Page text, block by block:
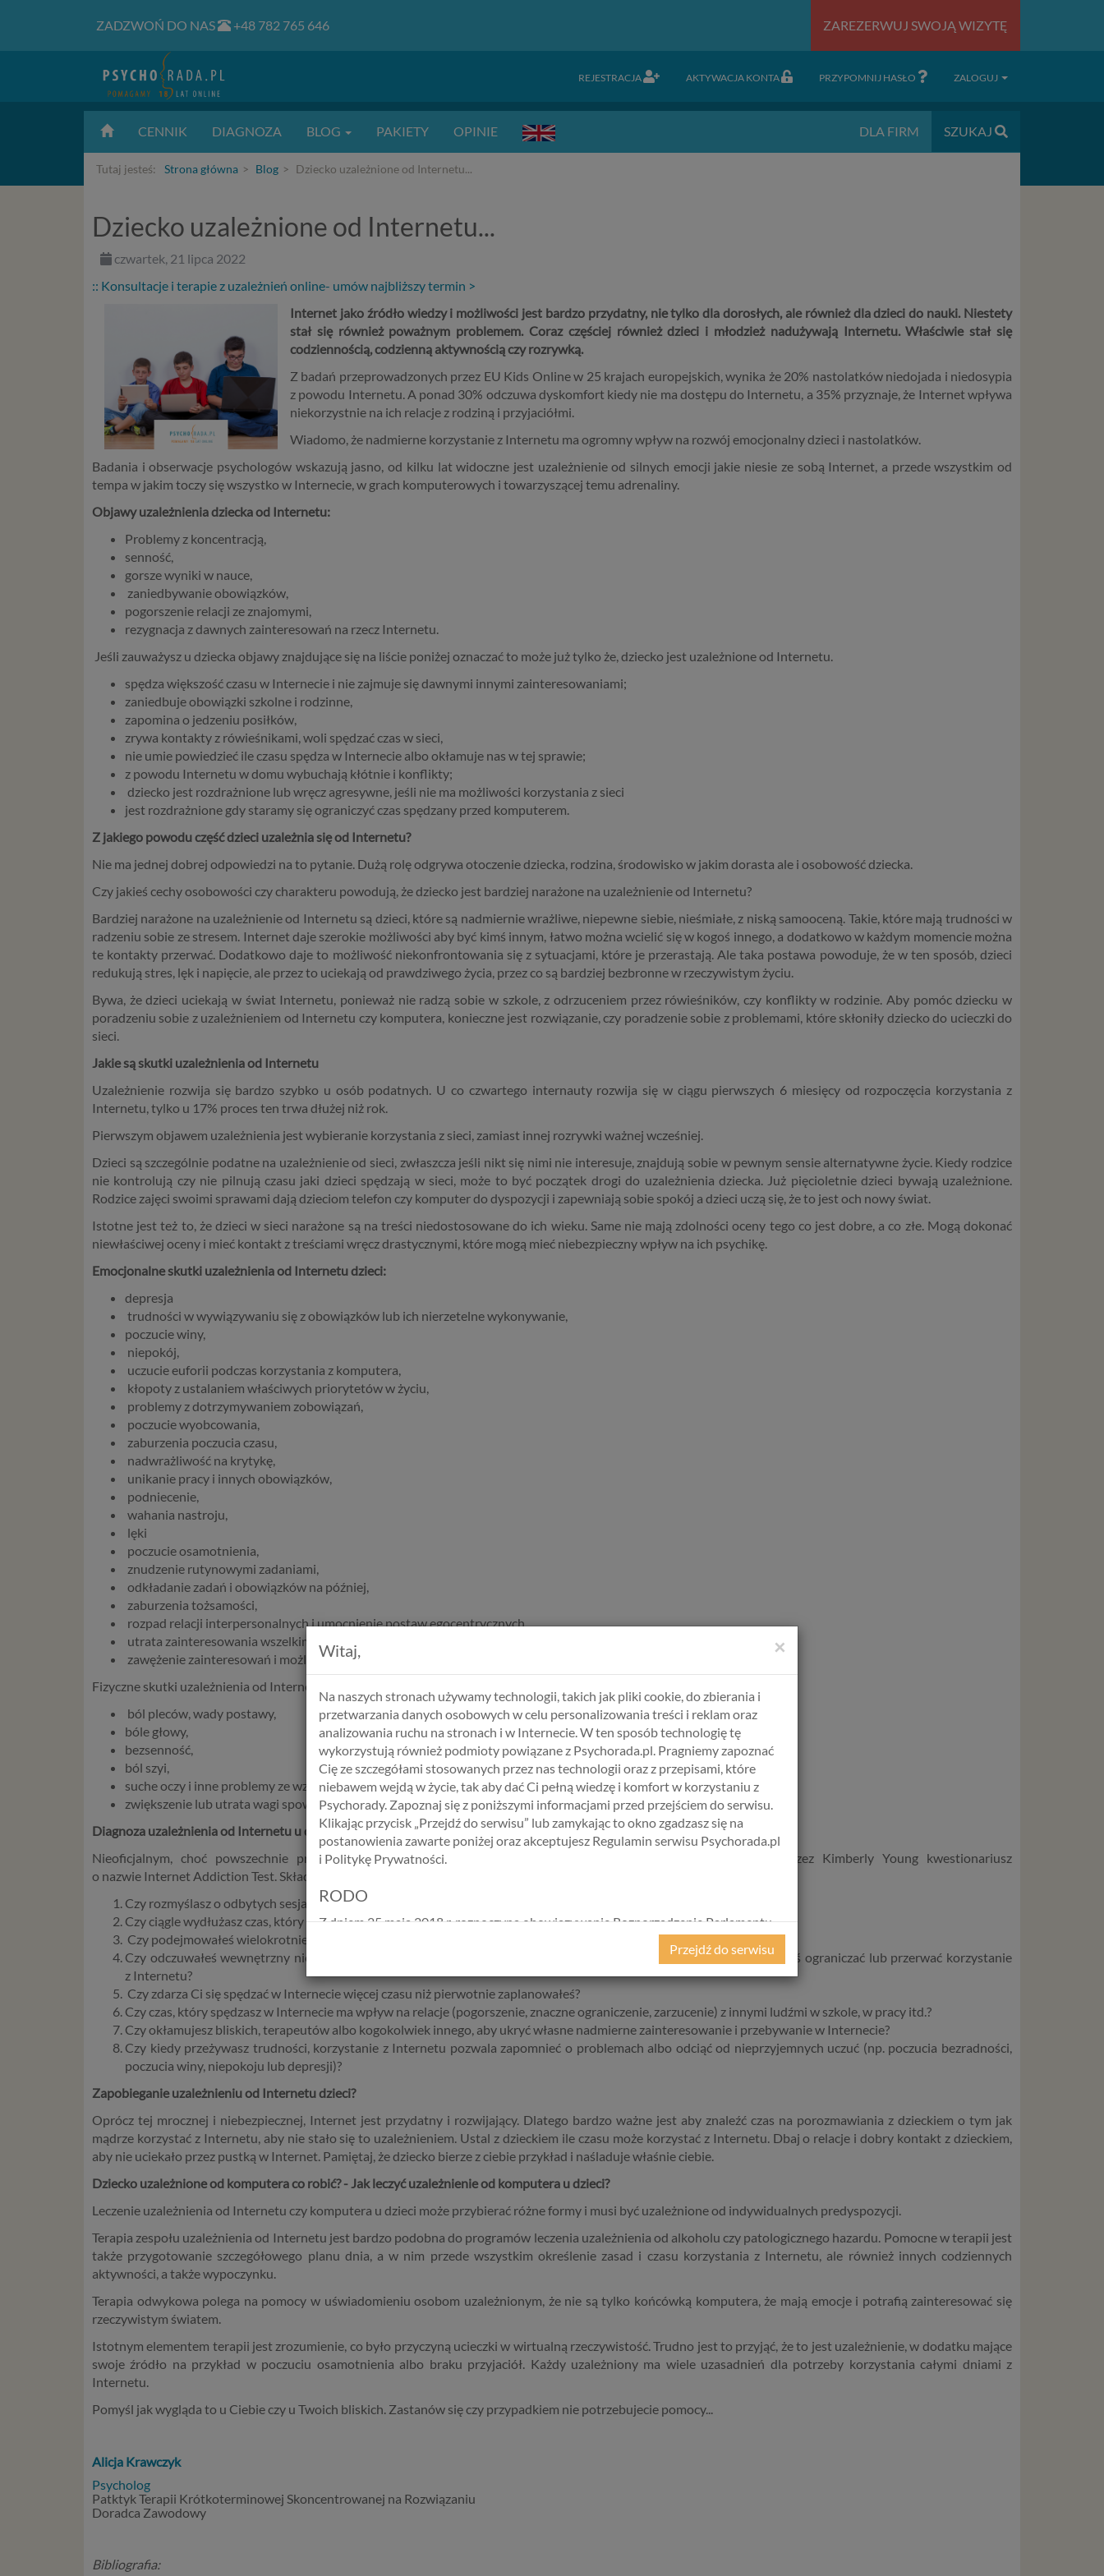
ZADZWOŃ DO NAS +48 782 765 646 ZAREZERWUJ SWOJĄ WIZYTĘ
REJESTRACJA AKTYWACJA KONTA PRZYPOMNIJ HASŁO ZALOGUJ
CENNIK DIAGNOZA BLOG PAKIETY OPINIE DLA FIRM SZUKAJ
Tutaj jesteś: Strona główna Blog Dziecko uzależnione od Internetu...
Dziecko uzależnione od Internetu...
czwartek, 21 lipca 2022
:: Konsultacje i terapie z uzależnień online- umów najbliższy termin >
Internet jako źródło wiedzy i możliwości jest bardzo przydatny, nie tylko dla dorosłych, ale również dla dzieci do nauki. Niestety
stał się również poważnym problemem. Coraz częściej również dzieci i młodzież nadużywają Internetu. Właściwie stał się
codziennością, codzienną aktywnością czy rozrywką.
Z badań przeprowadzonych przez EU Kids Online w 25 krajach europejskich, wynika że 20% nastolatków niedojada i niedosypia
z powodu Internetu. A ponad 30% odczuwa dyskomfort kiedy nie ma dostępu do Internetu, a 35% przyznaje, że Internet wpływa
niekorzystnie na ich relacje z rodziną i przyjaciółmi.
Wiadomo, że nadmierne korzystanie z Internetu ma ogromny wpływ na rozwój emocjonalny dzieci i nastolatków.
Badania i obserwacje psychologów wskazują jasno, od kilku lat widoczne jest uzależnienie od silnych emocji jakie niesie ze sobą Internet, a przede wszystkim od
tempa w jakim toczy się wszystko w Internecie, w grach komputerowych i towarzyszącej temu adrenaliny.
Objawy uzależnienia dziecka od Internetu:
Problemy z koncentracją,
senność,
gorsze wyniki w nauce,
zaniedbywanie obowiązków,
pogorszenie relacji ze znajomymi,
rezygnacja z dawnych zainteresowań na rzecz Internetu.
Jeśli zauważysz u dziecka objawy znajdujące się na liście poniżej oznaczać to może już tylko że, dziecko jest uzależnione od Internetu.
spędza większość czasu w Internecie i nie zajmuje się dawnymi innymi zainteresowaniami;
zaniedbuje obowiązki szkolne i rodzinne,
zapomina o jedzeniu posiłków,
zrywa kontakty z rówieśnikami, woli spędzać czas w sieci,
nie umie powiedzieć ile czasu spędza w Internecie albo okłamuje nas w tej sprawie;
z powodu Internetu w domu wybuchają kłótnie i konflikty;
dziecko jest rozdrażnione lub wręcz agresywne, jeśli nie ma możliwości korzystania z sieci
jest rozdrażnione gdy staramy się ograniczyć czas spędzany przed komputerem.
Z jakiego powodu część dzieci uzależnia się od Internetu?
Nie ma jednej dobrej odpowiedzi na to pytanie. Dużą rolę odgrywa otoczenie dziecka, rodzina, środowisko w jakim dorasta ale i osobowość dziecka.
Czy jakieś cechy osobowości czy charakteru powodują, że dziecko jest bardziej narażone na uzależnienie od Internetu?
Bardziej narażone na uzależnienie od Internetu są dzieci, które są nadmiernie wrażliwe, niepewne siebie, nieśmiałe, z niską samooceną. Takie, które mają trudności w
radzeniu sobie ze stresem. Internet daje szerokie możliwości aby być kimś innym, łatwo można wcielić się w kogoś innego, a dodatkowo w każdym momencie można
te kontakty przerwać. Dodatkowo daje to możliwość niekonfrontowania się z sytuacjami, które je przerastają. Ale taka postawa powoduje, że w ten sposób, dzieci
redukują stres, lęk i napięcie, ale przez to uciekają od prawdziwego życia, przez co są bardziej bezbronne w rzeczywistym życiu.
Bywa, że dzieci uciekają w świat Internetu, ponieważ nie radzą sobie w szkole, z odrzuceniem przez rówieśników, czy konflikty w rodzinie. Aby pomóc dziecku w
poradzeniu sobie z uzależnieniem od Internetu czy komputera, konieczne jest rozwiązanie, czy poradzenie sobie z problemami, które skłoniły dziecko do ucieczki do
sieci.
Jakie są skutki uzależnienia od Internetu
Uzależnienie rozwija się bardzo szybko u osób podatnych. U co czwartego internauty rozwija się w ciągu pierwszych 6 miesięcy od rozpoczęcia korzystania z
Internetu, tylko u 17% proces ten trwa dłużej niż rok.
Pierwszym objawem uzależnienia jest wybieranie korzystania z sieci, zamiast innej rozrywki ważnej wcześniej.
Dzieci są szczególnie podatne na uzależnienie od sieci, zwłaszcza jeśli nikt się nimi nie interesuje, znajdują sobie w pewnym sensie alternatywne życie. Kiedy rodzice
nie kontrolują czy nie pilnują czasu jaki dzieci spędzają w sieci, może to być początek drogi do uzależnienia dziecka. Już pięcioletnie dzieci bywają uzależnione.
Rodzice zajęci swoimi sprawami dają dzieciom telefon czy komputer do dyspozycji i zapewniają sobie spokój a dzieci uczą się, że to jest och nowy świat.
Istotne jest też to, że dzieci w sieci narażone są na treści niedostosowane do ich wieku. Same nie mają zdolności oceny tego co jest dobre, a co złe. Mogą dokonać
niewłaściwej oceny i mieć kontakt z treściami wręcz drastycznymi, które mogą mieć niebezpieczny wpływ na ich psychikę.
Emocjonalne skutki uzależnienia od Internetu dzieci:
depresja
trudności w wywiązywaniu się z obowiązków lub ich nierzetelne wykonywanie,
poczucie winy,
niepokój,
uczucie euforii podczas korzystania z komputera,
kłopoty z ustalaniem właściwych priorytetów w życiu,
problemy z dotrzymywaniem zobowiązań,
poczucie wyobcowania,
zaburzenia poczucia czasu,
nadwrażliwość na krytykę,
unikanie pracy i innych obowiązków,
podniecenie,
wahania nastroju,
lęki
poczucie osamotnienia,
znudzenie rutynowymi zadaniami,
odkładanie zadań i obowiązków na później,
zaburzenia tożsamości,
rozpad relacji interpersonalnych i umocnienie postaw egocentrycznych,
utrata zainteresowania wszelkimi formami aktywności społecznej,
zawężenie zainteresowań i możliwości intelektualnych oraz zmiana języka (slang).
Fizyczne skutki uzależnienia od Internetu:
ból pleców, wady postawy,
bóle głowy,
bezsenność,
ból szyi,
suche oczy i inne problemy ze wzrokiem,
zwiększenie lub utrata wagi spowodowane złym odżywianiem,
Diagnoza uzależnienia od Internetu u dzieci
Nieoficjalnym, choć powszechnie przyjętym na świecie, ale i w Polsce sposobem diagnostyki jest opracowany przez Kimberly Young kwestionariusz
o nazwie Internet Addiction Test. Składa się on z 8 pytań pozwalających na rozpoznanie stopnia uzależnienia od Internetu:
Czy rozmyślasz o odbytych sesjach internetowych i/lub nie możesz doczekać się kolejnych sesji?
Czy ciągle wydłużasz czas, który spędzasz w Internecie, aby uznać swoje bycie w sieci za satysfakcjonujące?
Czy podejmowałeś wielokrotnie, nieudane próby kontrolowania, ograniczania lub zaprzestania korzystania z Internetu?
Czy odczuwałeś wewnętrzny niepokój, miałeś nastrój depresyjny albo byłeś rozdrażniony wówczas, kiedy próbowałeś ograniczać lub przerwać korzystanie
z Internetu?
Czy zdarza Ci się spędzać w Internecie więcej czasu niż pierwotnie zaplanowałeś?
Czy czas, który spędzasz w Internecie ma wpływ na relacje (pogorszenie, znaczne ograniczenie, zarzucenie) z innymi ludźmi w szkole, w pracy itd.?
Czy okłamujesz bliskich, terapeutów albo kogokolwiek innego, aby ukryć własne nadmierne zainteresowanie i przebywanie w Internecie?
Czy kiedy przeżywasz trudności, korzystanie z Internetu pozwala zapomnieć o problemach albo odciąć od nieprzyjemnych uczuć (np. poczucia bezradności,
poczucia winy, niepokoju lub depresji)?
Zapobieganie uzależnieniu od Internetu dzieci?
Oprócz tej mrocznej i niebezpiecznej, Internet jest przydatny i rozwijający. Dlatego bardzo ważne jest aby znaleźć czas na porozmawiania z dzieckiem o tym jak
mądrze korzystać z Internetu, aby nie stało się to uzależnieniem. Ustal z dzieckiem ile czasu może korzystać z Internetu. Dbaj o relacje i dobry kontakt z dzieckiem,
aby nie uciekało przez pustką w Internet. Pamiętaj, że dziecko bierze z ciebie przykład i naśladuje właśnie ciebie.
Dziecko uzależnione od komputera co robić? - Jak leczyć uzależnienie od komputera u dzieci?
Leczenie uzależnienia od Internetu czy komputera u dzieci może przybierać różne formy i musi być uzależnione od indywidualnych predyspozycji.
Terapia zespołu uzależnienia od Internetu jest bardzo podobna do programów leczenia uzależnienia od alkoholu czy patologicznego hazardu. Pomocne w terapii jest
także przygotowanie szczegółowego planu dnia, a w nim przede wszystkim określenie zasad i czasu korzystania z Internetu, ale również innych codziennych
aktywności, a także wypoczynku.
Terapia odwykowa polega na pomocy w uświadomieniu osobom uzależnionym, że nie są tylko końcówką komputera, że mają emocje i potrafią zainteresować się
rzeczywistym światem.
Istotnym elementem terapii jest zrozumienie, co było przyczyną ucieczki w wirtualną rzeczywistość. Trudno jest to przyjąć, że to jest uzależnienie, w dodatku mające
swoje źródło na przykład w poczuciu osamotnienia albo braku przyjaciół. Każdy uzależniony ma wiele uzasadnień dla potrzeby korzystania całymi dniami z
Internetu.
Pomyśl jak wygląda to u Ciebie czy u Twoich bliskich. Zastanów się czy przypadkiem nie potrzebujecie pomocy...
Alicja Krawczyk
Psycholog
Patktyk Terapii Krótkoterminowej Skoncentrowanej na Rozwiązaniu
Doradca Zawodowy
Bibliografia:
×
Witaj,
Na naszych stronach używamy technologii, takich jak pliki cookie, do zbierania i
przetwarzania danych osobowych w celu personalizowania treści i reklam oraz
analizowania ruchu na stronach i w Internecie. W ten sposób technologię tę
wykorzystują również podmioty powiązane z Psychorada.pl. Pragniemy zapoznać
Cię ze szczegółami stosowanych przez nas technologii oraz z przepisami, które
niebawem wejdą w życie, tak aby dać Ci pełną wiedzę i komfort w korzystaniu z
Psychorady. Zapoznaj się z poniższymi informacjami przed przejściem do serwisu.
Klikając przycisk „Przejdź do serwisu” lub zamykając to okno zgadzasz się na
postanowienia zawarte poniżej oraz akceptujesz Regulamin serwisu Psychorada.pl
i Politykę Prywatności.
RODO
Z dniem 25 maja 2018 r. rozpoczyna obowiązywanie Rozporządzenie Parlamentu
Europejskiego i Rady (UE) 2016/679 z dnia 27 kwietnia 2016 r. w sprawie ochrony
osób fizycznych w związku z przetwarzaniem danych osobowych i w sprawie
swobodnego przepływu takich danych oraz uchylenia dyrektywy 95/46/WE
(określane popularnie jako „RODO”). RODO obowiązywać będzie w identycznym
zakresie we wszystkich krajach Unii Europejskiej, a więc także w Polsce i
wprowadza szereg zmian w zasadach regulujących przetwarzanie danych
osobowych, które będą miały wpływ na wiele dziedzin życia, w tym na korzystanie z
usług internetowych, takich jak między innymi usługi serwisu Psychorada.pl. W tej
przetwarzania Twoich danych osobowych, jakie może mieć miejsce po 25 maja
2018 r. w związku z korzystaniem z naszych usług. Prosimy Cię o jej przeczytanie,
nie zajmie to więcej niż kilka minut.
Czym są dane osobowe
zidentyfikowania osobie fizycznej. W przypadku korzystania z naszego serwisu
takimi danymi są np. adres e-mail, adres IP lub Twoje dane w serwisie
konsultacyjnym czy w innej usłudze oferowanej przez Psychoradę. Dane osobowe
stronach i urządzeniach, których używasz podczas korzystania z naszych usług.
Podstawa i cel przetwarzania
Przetwarzanie danych osobowych wymaga podstawy prawnej. RODO przewiduje
przypadkach korzystania z naszych usług wystąpią, co do zasady trzy z nich:
niezbędnym do realizacji tej umowy. W przypadku, gdy zakładasz u nas konto,
Przejdź do serwisu